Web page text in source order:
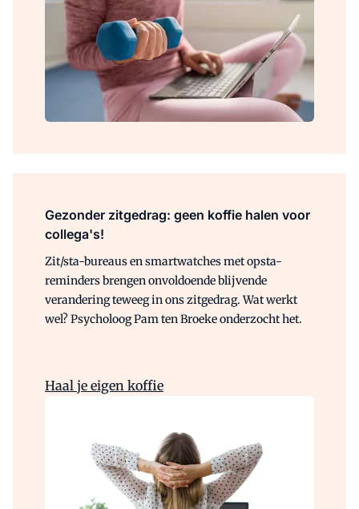
Gezonder zitgedrag: geen koffie halen voor
collega's!
Zit/sta-bureaus en smartwatches met opsta-
reminders brengen onvoldoende blijvende
verandering teweeg in ons zitgedrag. Wat werkt
wel? Psycholoog Pam tenBroekeonderzocht het.
Haal je eigen koffie